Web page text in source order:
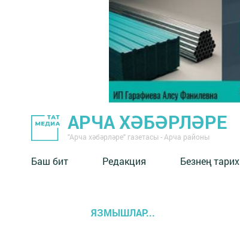
АРЧА ХӘБӘРЛӘРЕ
"Арча хәбәрләре" газетасы - Арча районы
Баш бит Редакция Безнең тарих
ЯЗМЫШЛАР...